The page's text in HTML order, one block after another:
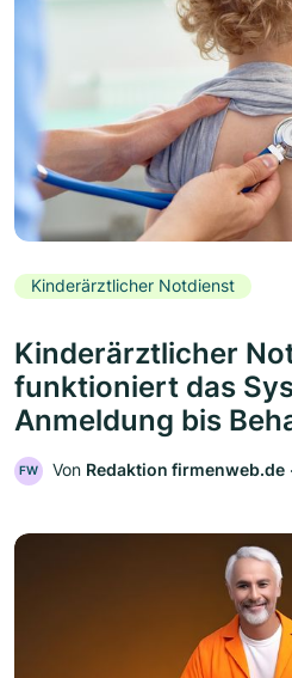
Kinderärztlicher Notdienst
Kinderärztlicher
funktioniert das
Anmeldung bis
FW Von Redaktion firmenweb.de ‧